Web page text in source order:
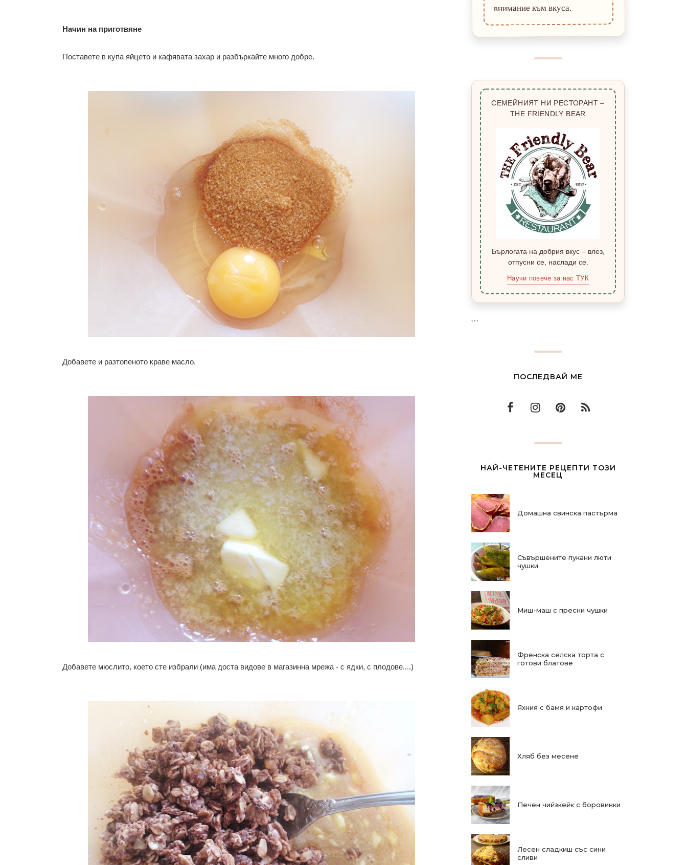
Начин на приготвяне
Поставете в купа яйцето и кафявата захар и разбъркайте много добре.
Добавете и разтопеното краве масло.
Добавете мюслито, което сте избрали (има доста видове в магазинна мрежа - с ядки, с плодове....)
внимание към вкуса.
СЕМЕЙНИЯТ НИ РЕСТОРАНТ –
THE FRIENDLY BEAR
Бърлогата на добрия вкус – влез,
отпусни се, наслади се.
Научи повече за нас ТУК
```
ПОСЛЕДВАЙ МЕ
НАЙ-ЧЕТЕНИТЕ РЕЦЕПТИ ТОЗИ
МЕСЕЦ
Домашна свинска пастърма
Съвършените пукани люти
чушки
Миш-маш с пресни чушки
Френска селска торта с
готови блатове
Яхния с бамя и картофи
Хляб без месене
Печен чийзкейк с боровинки
Лесен сладкиш със сини
сливи